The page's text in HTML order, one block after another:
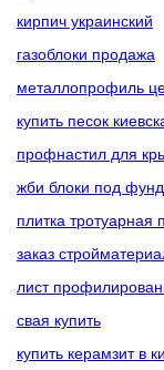
кирпич украинский
газоблоки продажа
металлопрофиль
купить песок
профнастил для
жби блоки под
плитка тротуарная
заказ
лист
свая купить
купить керамзит в